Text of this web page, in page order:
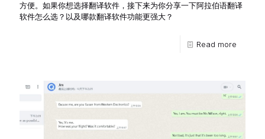
方便。如果你想选择翻译软件，接下来为你分享一下阿拉伯语翻译
软件怎么选？以及哪款翻译软件功能更强大？
Read more